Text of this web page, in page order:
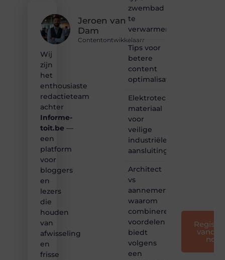
Jeroen van
Dam
Contentontwikkelaarr
Wij
zijn
het
enthousiaste
redactieteam
achter
Informe-
toit.be —
een
platform
voor
bloggers
en
lezers
die
houden
van
afwisseling
en
frisse
zwembad
te
verwarmen?
Tips voor
betere
content
optimalisatie
Elektrotechnisch
materiaal
voor
veilige
industriële
aansluitingen
Architect
vs
aannemer:
waarom
combineren
voordelen
biedt
volgens
een
nog